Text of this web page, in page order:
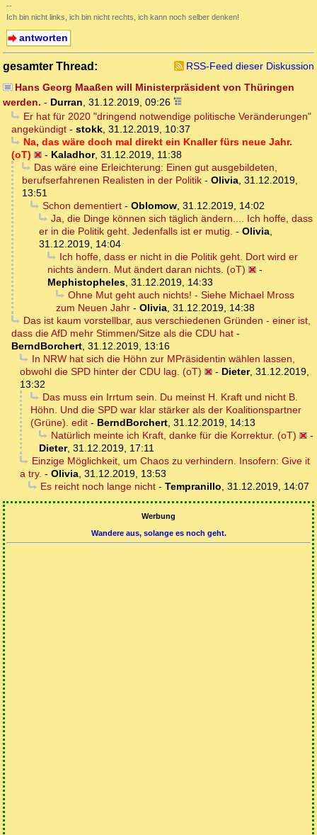
--
Ich bin nicht links, ich bin nicht rechts, ich kann noch selber denken!
antworten
gesamter Thread:
RSS-Feed dieser Diskussion
Hans Georg Maaßen will Ministerpräsident von Thüringen
werden. - Durran 31.12.2019, 09:26
Er hat für 2020 "dringend notwendige politische Veränderungen"
angekündigt - stokk 31.12.2019, 10:37
Na, das wäre doch mal direkt ein Knaller fürs neue Jahr.
(oT)
- Kaladhor, 31.12.2019, 11:38
Das wäre eine Erleichterung: Einen gut ausgebildeten,
berufserfahrenen Realisten in der Politik - Olivia 31.12.2019,
13:51
Schon dementiert- Oblomow, 31.12.2019, 14:02
Ja, die Dinge können sich täglich ändern.... Ich hoffe, dass
er in die Politik geht. Jedenfalls ist er mutig. - Olivia
31.12.2019, 14:04
Ich hoffe, dass er nicht in die Politik geht. Dort wird er
nichts ändern. Mut ändert daran nichts. (oT)
-
Mephistopheles 31.12.2019, 14:33
Ohne Mut geht auch nichts! - Siehe Michael Mross
zum Neuen Jahr - Olivia 31.12.2019, 14:38
Das ist kaum vorstellbar, aus verschiedenen Gründen - einer ist,
dass die AfD mehr Stimmen/Sitze als die CDU hat -
BerndBorchert 31.12.2019, 13:16
In NRW hat sich die Höhn zur MPräsidentin wählen lassen,
obwohl die SPD hinter der CDU lag. (oT)
- Dieter, 31.12.2019,
13:32
Das muss ein Irrtum sein. Du meinst H. Kraft und nicht B.
Höhn. Und die SPD war klar stärker als der Koalitionspartner
(Grüne). edit - BerndBorchert 31.12.2019, 14:13
Natürlich meinte ich Kraft, danke für die Korrektur. (oT)
-
Dieter, 31.12.2019, 17:11
Einzige Möglichkeit, um Chaos zu verhindern. Insofern: Give it
a try. - Olivia 31.12.2019, 13:53
Es reicht noch lange nicht- Tempranillo 31.12.2019, 14:07
Werbung
Wandere aus, solange es noch geht.